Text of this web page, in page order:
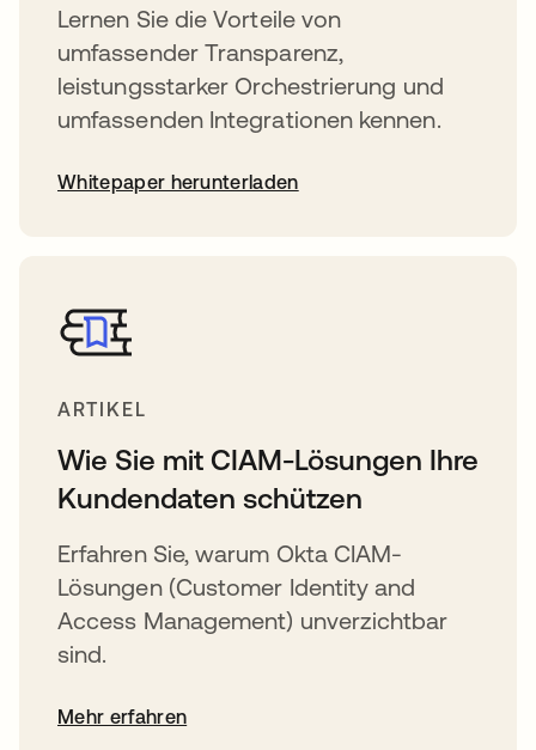
Lernen Sie die Vorteile von
umfassender Transparenz,
leistungsstarker Orchestrierung und
umfassenden Integrationen kennen.
Whitepaper herunterladen
ARTIKEL
Wie Sie mit CIAM-Lösungen Ihre
Kundendaten schützen
Erfahren Sie, warum Okta CIAM-
Lösungen (Customer Identity and
Access Management) unverzichtbar
sind.
Mehr erfahren